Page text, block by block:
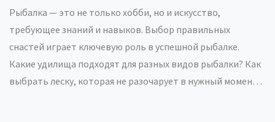
Рыбалка — это не только хобби, но и искусство,
требующее знаний и навыков. Выбор правильных
снастей играет ключевую роль в успешной рыбалке.
Какие удилища подходят для разных видов рыбалки? Как
выбрать леску, которая не разочарует в нужный момент?